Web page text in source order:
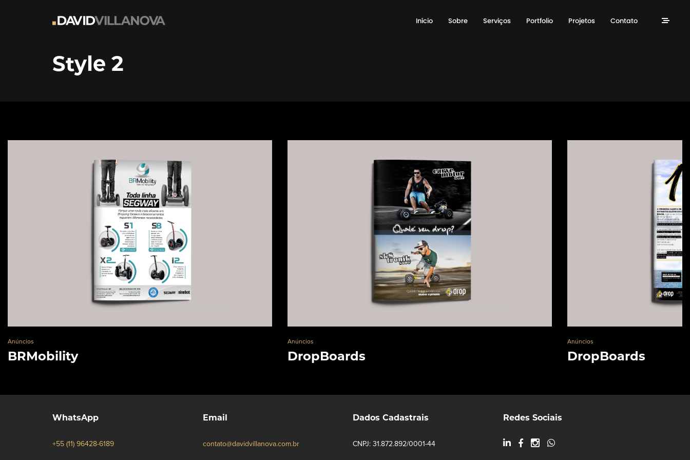
Início Sobre Serviços Portfolio Projetos Contato
Style 2
Anúncios
BRMobility
Anúncios
DropBoards
Anúncios
DropBoards
WhatsApp
+55 (11) 96428-6189
Email
contato@davidvillanova.com.br
Dados Cadastrais
CNPJ: 31.872.892/0001-44
Redes Sociais